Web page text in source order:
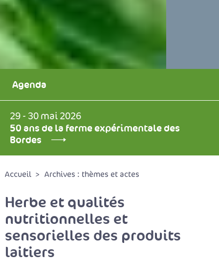
Agenda
29 - 30 mai 2026
50 ans de la ferme expérimentale des
Bordes
Accueil Archives : thèmes et actes
Herbe et qualités
nutritionnelles et
sensorielles des produits
laitiers